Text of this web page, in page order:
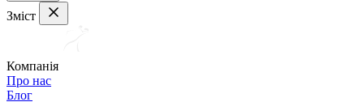
Зміст
Компанія
Про нас
Блог